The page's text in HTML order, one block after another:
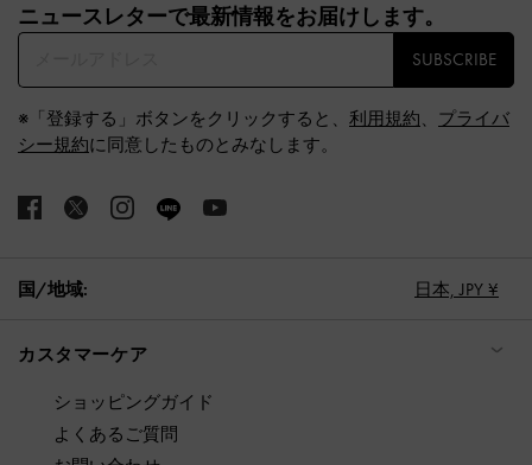
ニュースレターで最新情報をお届けします。​
SUBSCRIBE
※「登録する」ボタンをクリックすると、 利用規約、 プライバ
シー規約に同意したものとみなします。
国/地域: 日本, JPY ¥
カスタマーケア
ショッピングガイド
よくあるご質問